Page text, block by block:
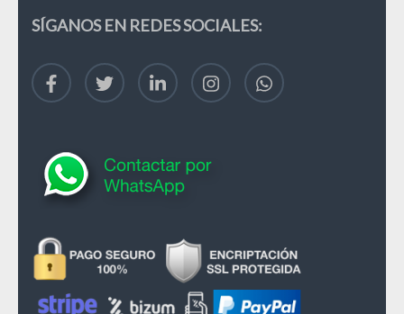
SÍGANOS EN REDES SOCIALES: